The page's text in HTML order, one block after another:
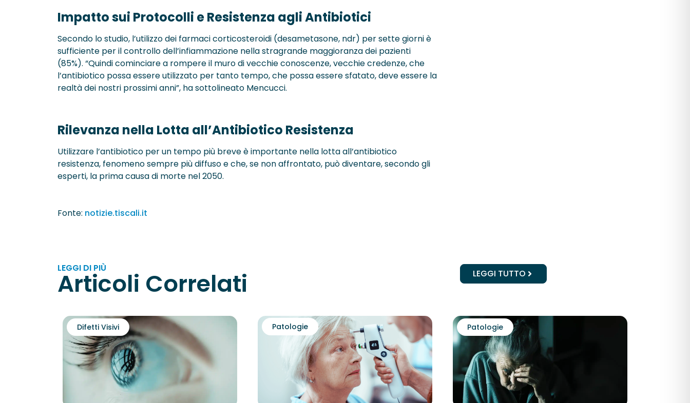
Impatto sui Protocolli e Resistenza agli Antibiotici
Secondo lo studio, l’utilizzo dei farmaci corticosteroidi (desametasone, ndr) per sette giorni è
sufficiente per il controllo dell’infiammazione nella stragrande maggioranza dei pazienti
(85%). “Quindi cominciare a rompere il muro di vecchie conoscenze, vecchie credenze, che
l’antibiotico possa essere utilizzato per tanto tempo, che possa essere sfatato, deve essere la
realtà dei nostri prossimi anni”, ha sottolineato Mencucci.
Rilevanza nella Lotta all’Antibiotico Resistenza
Utilizzare l’antibiotico per un tempo più breve è importante nella lotta all’antibiotico
resistenza, fenomeno sempre più diffuso e che, se non affrontato, può diventare, secondo gli
esperti, la prima causa di morte nel 2050.
Fonte: notizie.tiscali.it
LEGGI DI PIÙ
Articoli Correlati LEGGI TUTTO
Difetti Visivi Patologie Patologie